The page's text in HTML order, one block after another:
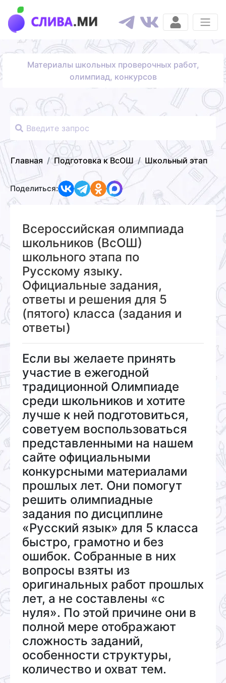
Материалы школьных проверочных работ,
олимпиад, конкурсов
Главная Подготовка к ВсОШ Школьный этап
Поделиться:
Всероссийская олимпиада
школьников (ВсОШ)
школьного этапа по
Русскому языку.
Официальные задания,
ответы и решения для 5
(пятого) класса (задания и
ответы)
Если вы желаете принять
участие в ежегодной
традиционной Олимпиаде
среди школьников и хотите
лучше к ней подготовиться,
советуем воспользоваться
представленными на нашем
сайте официальными
конкурсными материалами
прошлых лет. Они помогут
решить олимпиадные
задания по дисциплине
«Русский язык» для 5 класса
быстро, грамотно и без
ошибок. Собранные в них
вопросы взяты из
оригинальных работ прошлых
лет, а не составлены «с
нуля». По этой причине они в
полной мере отображают
сложность заданий,
особенности структуры,
количество и охват тем.